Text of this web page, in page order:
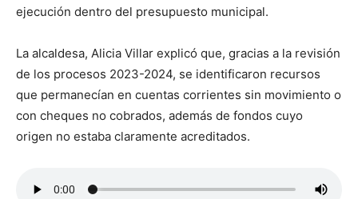
ejecución dentro del presupuesto municipal.
La alcaldesa, Alicia Villar explicó que, gracias a la revisión
de los procesos 2023-2024, se identificaron recursos
que permanecían en cuentas corrientes sin movimiento o
con cheques no cobrados, además de fondos cuyo
origen no estaba claramente acreditados.